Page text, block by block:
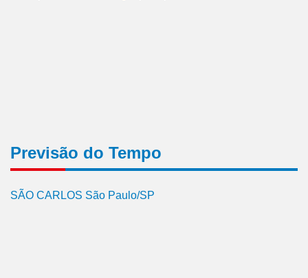
Previsão do Tempo
SÃO CARLOS São Paulo/SP